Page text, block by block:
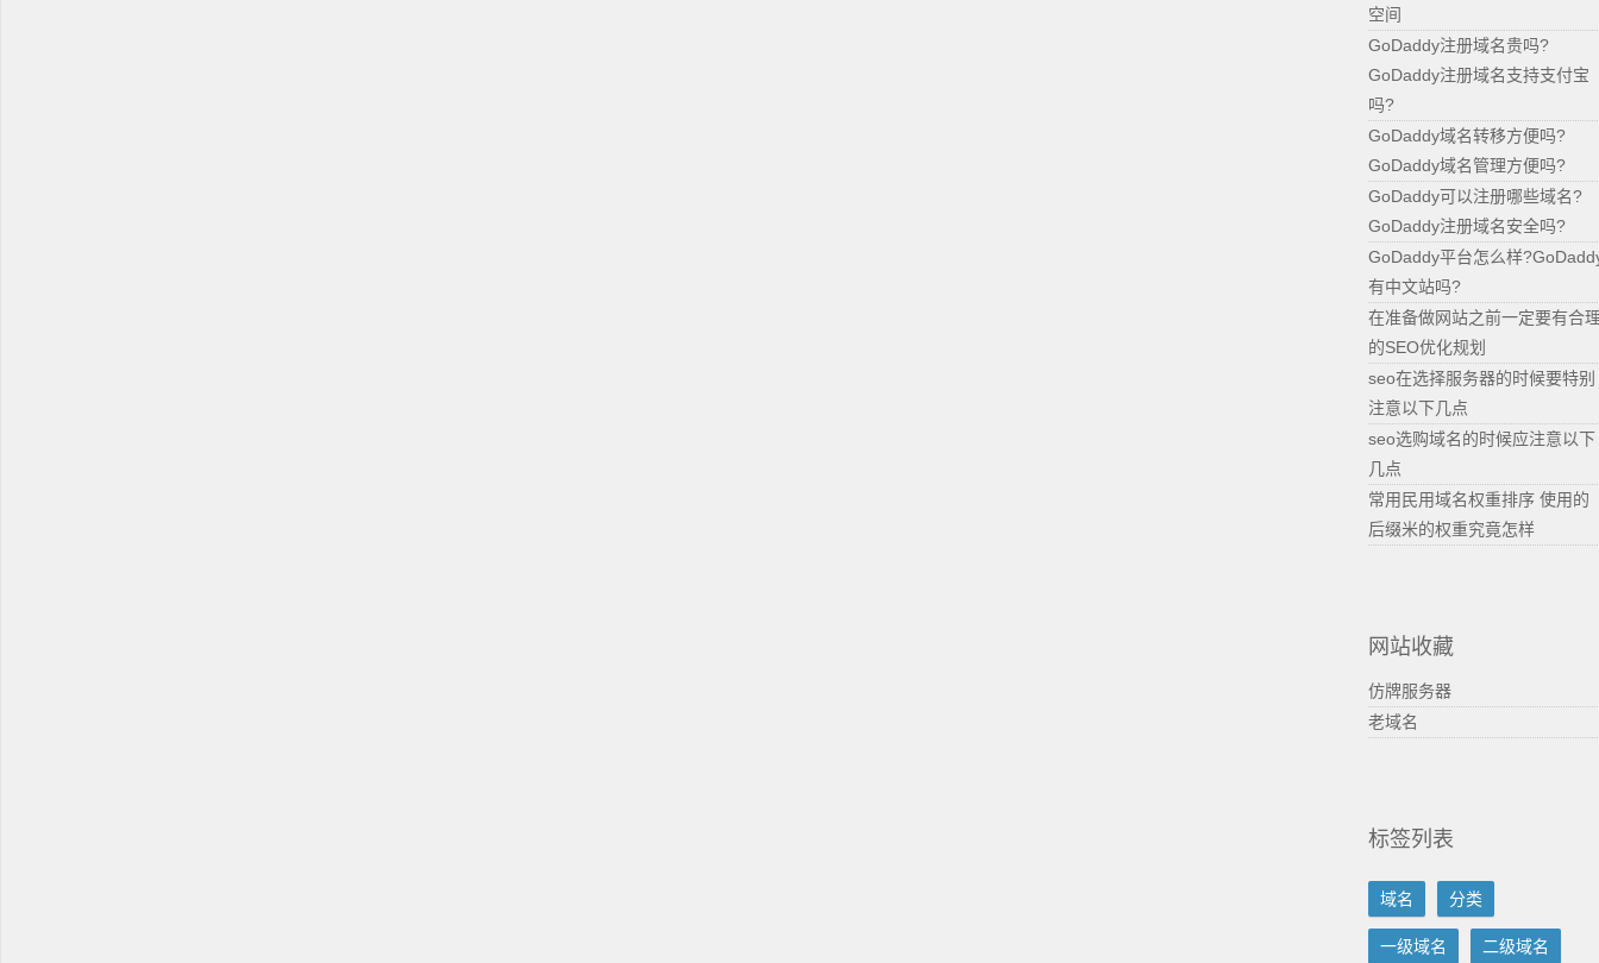
空间
GoDaddy注册域名贵吗?
GoDaddy注册域名支持支付宝
吗?
GoDaddy域名转移方便吗?
GoDaddy域名管理方便吗?
GoDaddy可以注册哪些域名?
GoDaddy注册域名安全吗?
GoDaddy平台怎么样
有中文站吗?
在准备做网站之前一定要有合
的SEO优化规划
seo在选择服务器的时候要特别
注意以下几点
seo选购域名的时候应注意以下
几点
常用民用域名权重排序 使用的
后缀米的权重究竟怎样
网站收藏
仿牌服务器
老域名
标签列表
域名 分类
一级域名 二级域名